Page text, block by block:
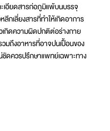
เอียดสารก่อภูมิแพ้บนบรรจุ
กเลี่ยงสารที่ทำให้เกิดอาการ
เกิดความผิดปกติต่อร่างกาย
มถึงอาหารที่อาจปนเปื้อนของ
ดควรปรึกษาแพทย์เฉพาะทาง